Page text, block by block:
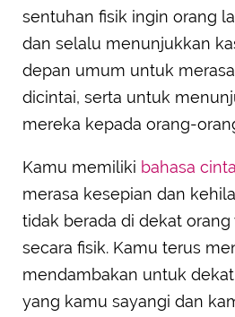
sentuhan fisik ingin orang
dan selalu menunjukkan
depan umum untuk
dicintai, serta untuk
mereka kepada orang-
Kamu memiliki bahasa cinta
merasa kesepian dan
tidak berada di dekat
secara fisik. Kamu terus
mendambakan untuk
yang kamu sayangi dan